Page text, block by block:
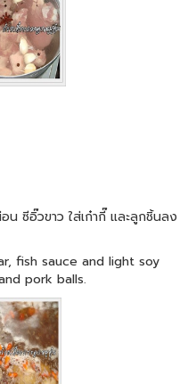
ซีอิ๊วขาว ใส่เก๋ากี๊ และลูกชิ้นลง
fish sauce and light soy
pork balls.